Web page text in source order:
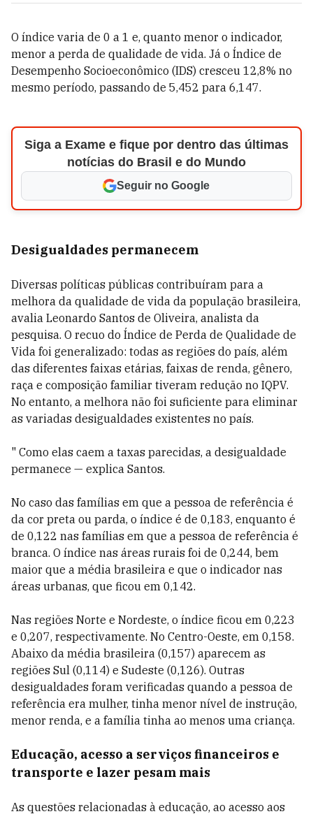
O índice varia de 0 a 1 e, quanto menor o indicador,
menor a perda de qualidade de vida. Já o Índice de
Desempenho Socioeconômico (IDS) cresceu 12,8% no
mesmo período, passando de 5,452 para 6,147.
Siga a Exame e fique por dentro das últimas
notícias do Brasil e do Mundo
Seguir no Google
Desigualdades permanecem
Diversas políticas públicas contribuíram para a
melhora da qualidade de vida da população brasileira,
avalia Leonardo Santos de Oliveira, analista da
pesquisa. O recuo do Índice de Perda de Qualidade de
Vida foi generalizado: todas as regiões do país, além
das diferentes faixas etárias, faixas de renda, gênero,
raça e composição familiar tiveram redução no IQPV.
No entanto, a melhora não foi suficiente para eliminar
as variadas desigualdades existentes no país.
" Como elas caem a taxas parecidas, a desigualdade
permanece — explica Santos.
No caso das famílias em que a pessoa de referência é
da cor preta ou parda, o índice é de 0,183, enquanto é
de 0,122 nas famílias em que a pessoa de referência é
branca. O índice nas áreas rurais foi de 0,244, bem
maior que a média brasileira e que o indicador nas
áreas urbanas, que ficou em 0,142.
Nas regiões Norte e Nordeste, o índice ficou em 0,223
e 0,207, respectivamente. No Centro-Oeste, em 0,158.
Abaixo da média brasileira (0,157) aparecem as
regiões Sul (0,114) e Sudeste (0,126). Outras
desigualdades foram verificadas quando a pessoa de
referência era mulher, tinha menor nível de instrução,
menor renda, e a família tinha ao menos uma criança.
Educação, acesso a serviços financeiros e
transporte e lazer pesam mais
As questões relacionadas à educação, ao acesso aos